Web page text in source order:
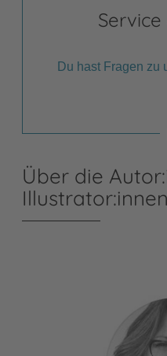
Du hast Fragen zu
Über die
Illustrator:innen